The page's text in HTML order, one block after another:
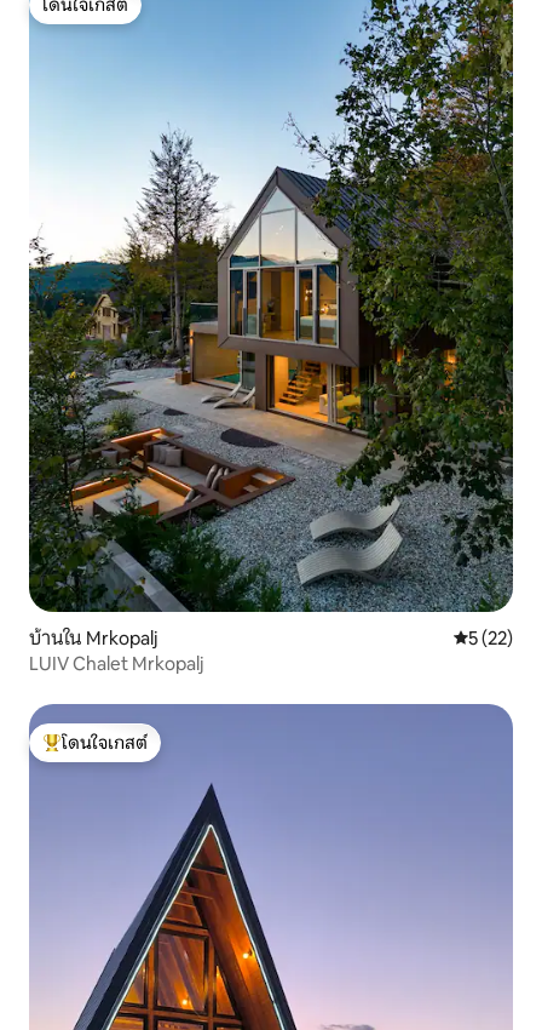
โดนใจเกสต์
โดนใจเกสต์
บ้านใน Mrkopalj คะแนนเฉลี่
5 (22)
LUIV Chalet Mrkopalj
โดนใจเกสต์ที่สุด
โดนใจเกสต์